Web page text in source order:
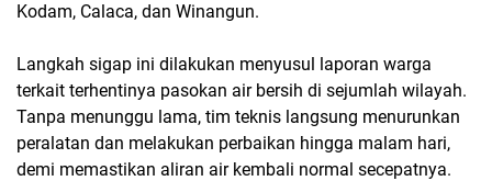
Kodam, Calaca, dan Winangun.
Langkah sigap ini dilakukan menyusul laporan warga
terkait terhentinya pasokan air bersih di sejumlah wilayah.
Tanpa menunggu lama, tim teknis langsung menurunkan
peralatan dan melakukan perbaikan hingga malam hari,
demi memastikan aliran air kembali normal secepatnya.